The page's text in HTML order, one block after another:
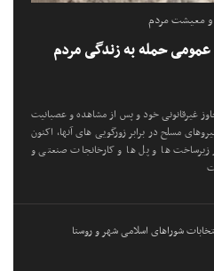
و معیشت مردم
حمله به زندگی مردم
غیرقانونی خود و پس از مشاهده و عصبانیت
مسلح در برابر زورگویی های آنها، اکنون
ها و پل ها و کارخانجات صنعتی و
شوراهای اسلامی شهر و روستا